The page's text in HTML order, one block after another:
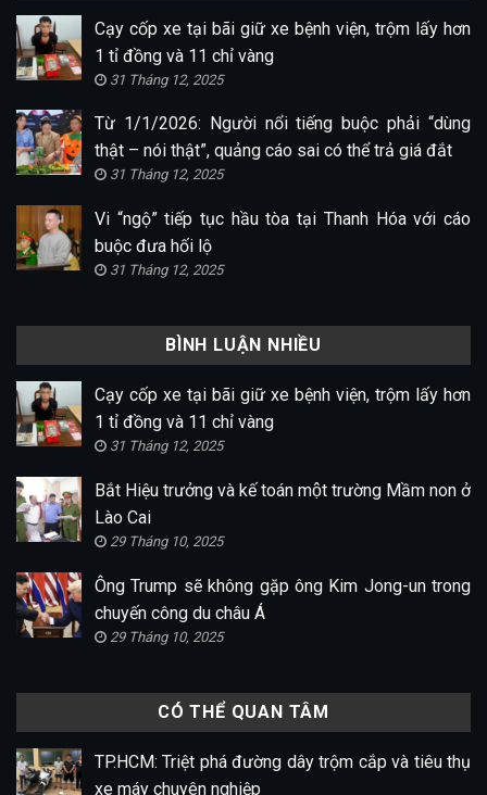
Cạy cốp xe tại bãi giữ xe bệnh viện, trộm lấy hơn
1 tỉ đồng và 11 chỉ vàng
31 Tháng 12, 2025
Từ 1/1/2026: Người nổi tiếng buộc phải “dùng
thật – nói thật”, quảng cáo sai có thể trả giá đắt
31 Tháng 12, 2025
Vi “ngộ” tiếp tục hầu tòa tại Thanh Hóa với cáo
buộc đưa hối lộ
31 Tháng 12, 2025
BÌNH LUẬN NHIỀU
Cạy cốp xe tại bãi giữ xe bệnh viện, trộm lấy hơn
1 tỉ đồng và 11 chỉ vàng
31 Tháng 12, 2025
Bắt Hiệu trưởng và kế toán một trường Mầm non ở
Lào Cai
29 Tháng 10, 2025
Ông Trump sẽ không gặp ông Kim Jong-un trong
chuyến công du châu Á
29 Tháng 10, 2025
CÓ THỂ QUAN TÂM
TP.HCM: Triệt phá đường dây trộm cắp và tiêu thụ
xe máy chuyên nghiệp